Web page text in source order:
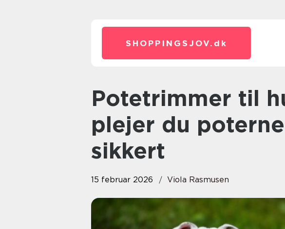
SHOPPINGSJOV. dk
Potetrimmer til hunde: sådan
plejer du
sikkert
15 februar 2026 Viola Rasmusen